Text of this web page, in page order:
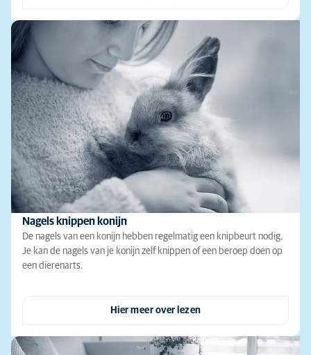
Nagels knippen konijn
De nagels van een konijn hebben regelmatig een knipbeurt nodig.
Je kan de nagels van je konijn zelf knippen of een beroep doen op
een dierenarts.
Hier meer over lezen